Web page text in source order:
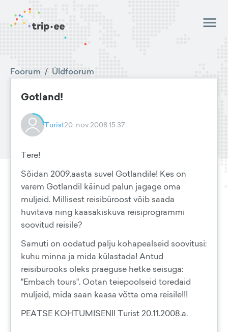
Foorum / Üldfoorum
Gotland!
Turist20. nov 2008 15:37
Tere!
Sõidan 2009.aasta suvel Gotlandile! Kes on
varem Gotlandil käinud palun jagage oma
muljeid. Millisest reisibüroost võib saada
huvitava ning kaasakiskuva reisiprogrammi
soovitud reisile?
Samuti on oodatud palju kohapealseid soovitusi:
kuhu minna ja mida külastada! Antud
reisibürooks oleks praeguse hetke seisuga:
"Embach tours". Ootan teiepoolseid toredaid
muljeid, mida saan kaasa võtta oma reisile!!!
PEATSE KOHTUMISENI! Turist 20.11.2008.a.